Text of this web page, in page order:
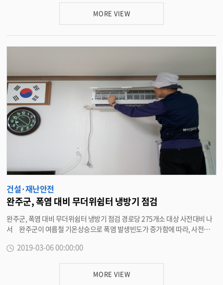
개 팀을 구성, 주기적으로 대응해 나가는 ‘미세먼지 대책반’을 가동한다고 밝혔
장의 방지시설을 지원해 나가기로 했다. 또 비산먼지 발생사업장을 관리하고
도로이동오염원의 재비산 먼지를 관리하면서 도시숲 등 녹지공간을 조성해 나
간다는 계획이다. 해당 실과별로도 환경과에서는 대기와 비산먼지 사업장 조
업단축 등을 권하고 산림녹지과는 생활권내 녹지공간 확대 조성을 위한 생태
숲, 가로수, 미세먼지 조림사업을 추진하고, 사회복지과는 노인 등 민간 보호시
설에 공기청정기를 적극 보급하며, 재난안전과와 읍.면은 공동주택과 읍면 마
을방송 또는 문자발송 등 상황을 전달해 나간다는 구상이다. 박성일 군수는
“미세먼지 문제가 심각한 만큼 별도의 대책반을 마련해 주요 오염원별 실효성
있는 즉시 대응책을 추진해 나갈 것”이라며 “실과별 팀별 대책 상황을 주기적
으로 점검하는 등 으뜸안전 완주를 실현해 나가기 위해 주력할 것”이라고 말했
다. <담당부서 환경과 290-2662>
MORE VIEW
건설·재난안전
완주군, 폭염 대비 무더위쉼터 냉방기 점검
완주군, 폭염 대비 무더위쉼터 냉방기 점검 경로당 275개소 대상 사전대비 나
서 완주군이 여름철 기온상승으로 폭염 발생빈도가 증가함에 따라, 사전대비
달까지 2달간 관내 무더위쉼터 경로당 275개소를 대상으로 전수점검을 실시
충전, 냉방기 정상가동 여부 등을 확인한다. 이외에도 무더위 사전대비를 위
2019-03-06 00:00:00
MORE VIEW